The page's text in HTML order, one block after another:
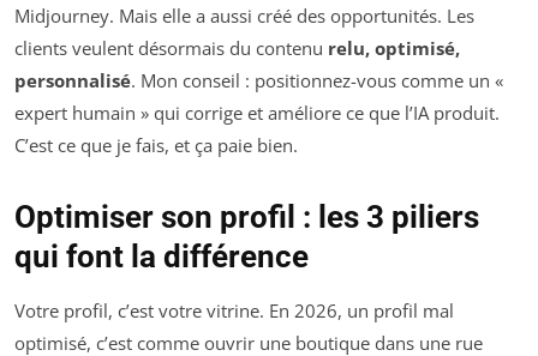
Midjourney. Mais elle a aussi créé des opportunités. Les
clients veulent désormais du contenu relu, optimisé,
personnalisé. Mon conseil : positionnez-vous comme un «
expert humain » qui corrige et améliore ce que l’IA produit.
C’est ce que je fais, et ça paie bien.
Optimiser son profil : les 3 piliers
qui font la différence
Votre profil, c’est votre vitrine. En 2026, un profil mal
optimisé, c’est comme ouvrir une boutique dans une rue